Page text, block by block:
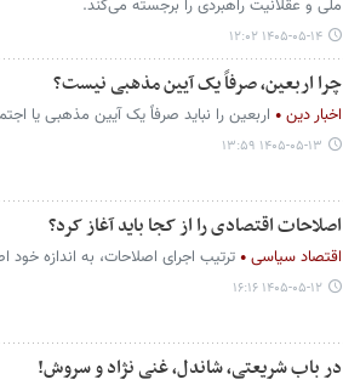
ملی و عقلانیت راهبردی را برجسته می‌کند.
۱۴۰۵-۰۵-۱۴ ۱۲:۰۲
چرا اربعین، صرفاً یک آیین مذهبی نیست؟
اخبار دین اربعین را نباید صرفاً یک آیین مذهبی یا
۱۴۰۵-۰۵-۱۳ ۱۳:۵۹
اصلاحات اقتصادی را از کجا باید آغاز کرد؟
اقتصاد سیاسی ترتیب اجرای اصلاحات، به اندازه
۱۴۰۵-۰۵-۱۲ ۱۶:۱۶
در باب شریعتی، شاندل، غنی نژاد و سروش!